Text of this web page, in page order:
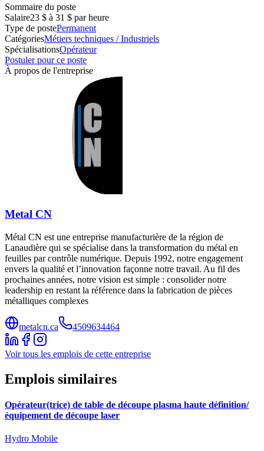
Sommaire du poste
Salaire23 $ à 31 $ par heure
Type de postePermanent
CatégoriesMétiers techniques / Industriels
SpécialisationsOpérateur
Postuler pour ce poste
À propos de l'entreprise
Metal CN
Métal CN est une entreprise manufacturière de la région de
Lanaudière qui se spécialise dans la transformation du métal en
feuilles par contrôle numérique. Depuis 1992, notre engagement
envers la qualité et l’innovation façonne notre travail. Au fil des
prochaines années, notre vision est simple : consolider notre
leadership en restant la référence dans la fabrication de pièces
métalliques complexes
metalcn.ca 4509634464
Voir tous les emplois de cette entreprise
Emplois similaires
Opérateur(trice) de table de découpe plasma haute définition/
équipement de découpe laser
Hydro Mobile